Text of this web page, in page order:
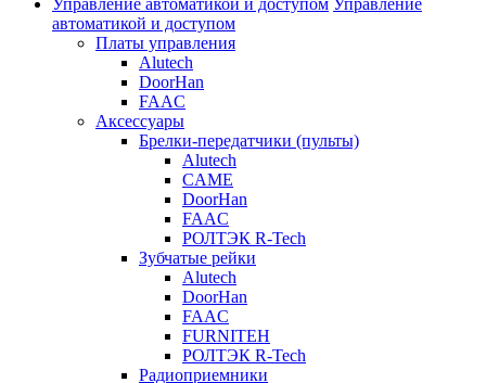
Управление автоматикой и доступом Управление
автоматикой и доступом
Платы управления
Alutech
DoorHan
FAAC
Аксессуары
Брелки-передатчики (пульты)
Alutech
CAME
DoorHan
FAAC
РОЛТЭК R-Tech
Зубчатые рейки
Alutech
DoorHan
FAAC
FURNITEH
РОЛТЭК R-Tech
Радиоприемники